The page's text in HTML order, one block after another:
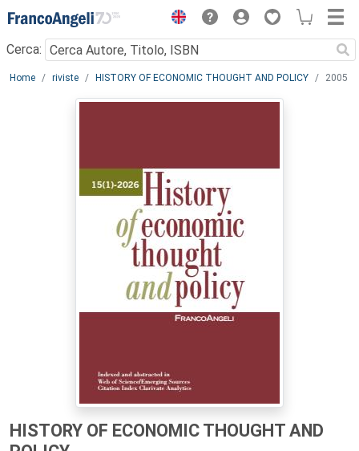
Menu
Cerca:
Main content
Home riviste HISTORY OF ECONOMIC THOUGHT AND POLICY 2005
HISTORY OF ECONOMIC THOUGHT AND